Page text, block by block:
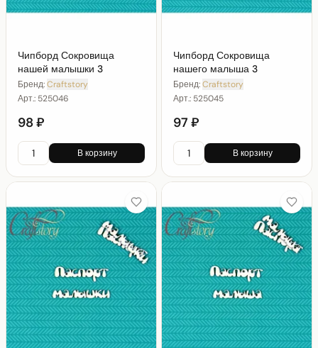
Чипборд Сокровища
нашей малышки 3
Бренд:Craftstory
Арт.: 525046
98 ₽
В корзину
Чипборд Сокровища
нашего малыша 3
Бренд:Craftstory
Арт.: 525045
97 ₽
В корзину